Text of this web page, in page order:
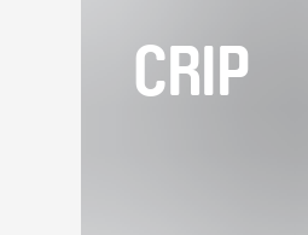
CRIP